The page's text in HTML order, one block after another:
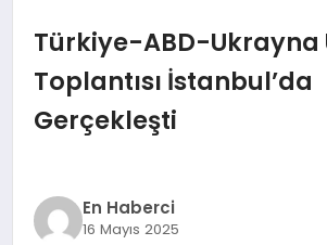
TEKNOLOJI
MAGAZIN
EKONOMI
Türkiye-ABD-Ukrayna
Toplantısı İstanbul’da
Gerçekleşti
En Haberci
16 Mayıs 2025